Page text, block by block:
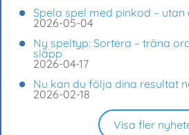
Spela spel med pinkod – utan
2026-05-04
Ny speltyp: Sortera – träna
släpp
2026-04-17
Nu kan du följa dina resultat
2026-02-18
Visa fler